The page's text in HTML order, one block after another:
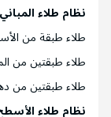
نظام طلاء المباني
طلاء طبقة من
طلاء طبقتين من
طلاء طبقتين من
نظام طلاء